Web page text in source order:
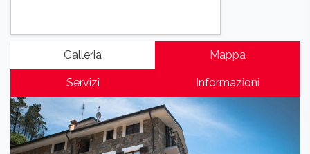
Galleria Mappa
Servizi Informazioni